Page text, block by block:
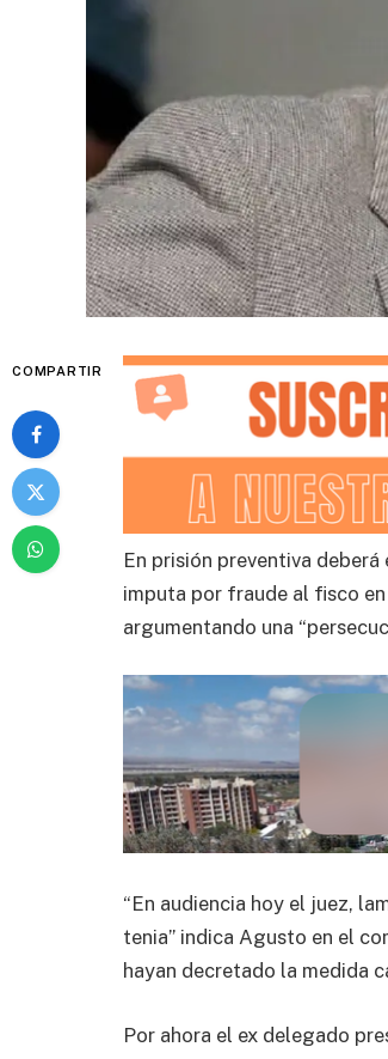
COMPARTIR
En prisión preventiva
imputa por fraude al fisco en
argumentando una
“En audiencia hoy el juez,
tenia” indica Agusto en el
hayan decretado la medida
Por ahora el ex delegado